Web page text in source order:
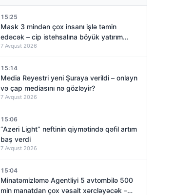
15:25
Mask 3 mindən çox insanı işlə təmin
edəcək – cip istehsalına böyük yatırım
qoyur
7 Avqust 2026
15:14
Media Reyestri yeni Şuraya verildi – onlayn
və çap mediasını nə gözləyir?
7 Avqust 2026
15:06
“Azeri Light” neftinin qiymətində qəfil artım
baş verdi
7 Avqust 2026
15:04
Minatəmizləmə Agentliyi 5 avtombilə 500
min manatdan çox vəsait xərcləyəcək –